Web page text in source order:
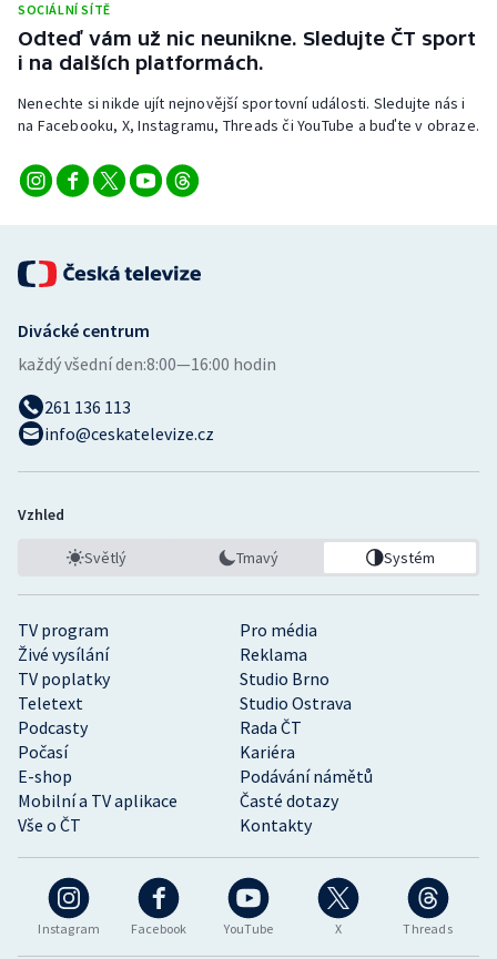
SOCIÁLNÍ SÍTĚ
Odteď vám už nic neunikne. Sledujte ČT sport
i na dalších platformách.
Nenechte si nikde ujít nejnovější sportovní události. Sledujte nás i
na Facebooku, X, Instagramu, Threads či YouTube a buďte v obraze.
Instagram Facebook YouTube X Threads
TV program
Pro média
Živé vysílání
Reklama
TV poplatky
Studio Brno
Teletext
Studio Ostrava
Podcasty
Rada ČT
Počasí
Kariéra
E-shop
Podávání námětů
Mobilní a TV aplikace
Časté dotazy
Vše o ČT
Kontakty
Divácké centrum
každý všední den:8:00—16:00 hodin
261 136 113
info@ceskatelevize.cz
Vzhled
Světlý Tmavý Systém